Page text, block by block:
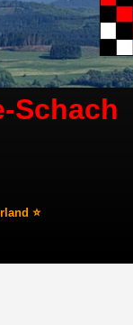
Schach
⭐